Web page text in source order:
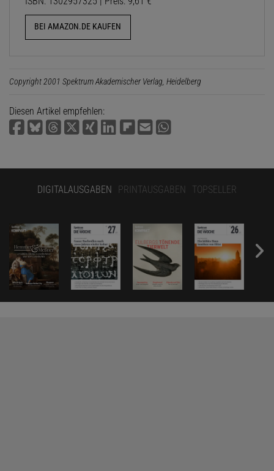
BEI AMAZON.DE KAUFEN
Copyright 2001 Spektrum Akademischer Verlag, Heidelberg
Diesen Artikel empfehlen:
DIGITALAUSGABEN PRINTAUSGABEN TOPSELLER